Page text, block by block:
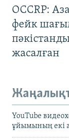
OCCRP:
фейк
жасалған
YouTube
ұйымының екі